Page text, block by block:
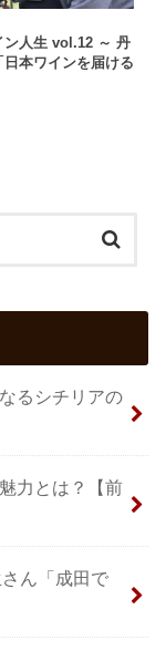
ン人生 vol.12 ～ 丹
本ワインを届ける
るシチリアの
力とは？【前
ん「成田で